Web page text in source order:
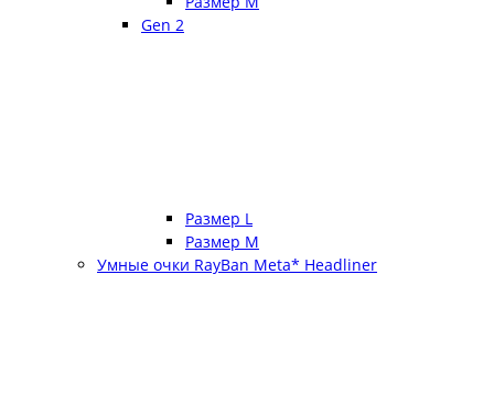
Gen 2
Размер L
Размер М
Умные очки RayBan Meta* Headliner